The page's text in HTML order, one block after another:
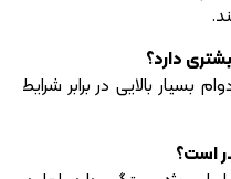
دارد؟
بالایی در برابر شرایط
است؟